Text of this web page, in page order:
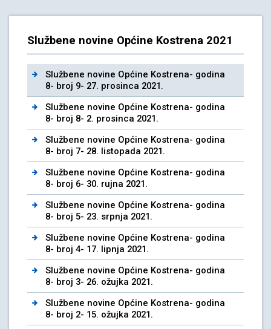
Službene novine Općine Kostrena 2021
Službene novine Općine Kostrena- godina
8- broj 9- 27. prosinca 2021.
Službene novine Općine Kostrena- godina
8- broj 8- 2. prosinca 2021.
Službene novine Općine Kostrena- godina
8- broj 7- 28. listopada 2021.
Službene novine Općine Kostrena- godina
8- broj 6- 30. rujna 2021.
Službene novine Općine Kostrena- godina
8- broj 5- 23. srpnja 2021.
Službene novine Općine Kostrena- godina
8- broj 4- 17. lipnja 2021.
Službene novine Općine Kostrena- godina
8- broj 3- 26. ožujka 2021.
Službene novine Općine Kostrena- godina
8- broj 2- 15. ožujka 2021.